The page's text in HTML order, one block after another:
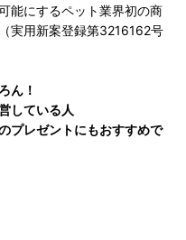
能にするペット業界初の商
実用新案登録第3216162号
ん！
している人
プレゼントにもおすすめで